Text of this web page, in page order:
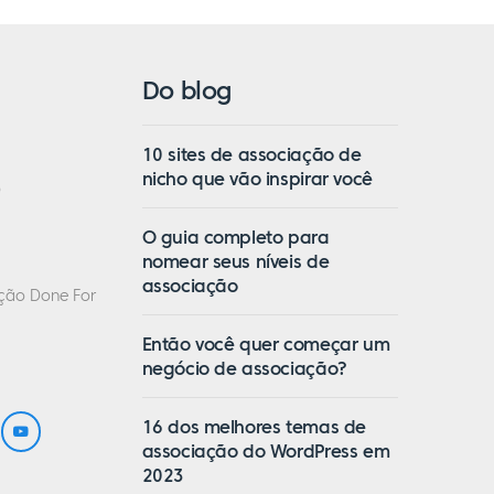
Done For
Do blog
10 sites de associação de
nicho que vão inspirar você
O guia completo para
nomear seus níveis de
associação
Então você quer começar um
negócio de associação?
16 dos melhores temas de
associação do WordPress em
2023